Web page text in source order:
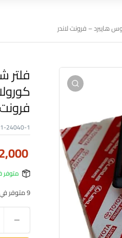
هايبرد – فرونت لاندر
فلتر
24040-1
متوفر
9 متوفر في المخزون